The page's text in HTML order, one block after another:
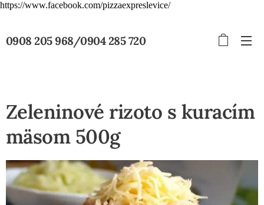
https://www.facebook.com/pizzaexpreslevice/
0908 205 968/0904 285 720
Zeleninové rizoto s kuracím
mäsom 500g